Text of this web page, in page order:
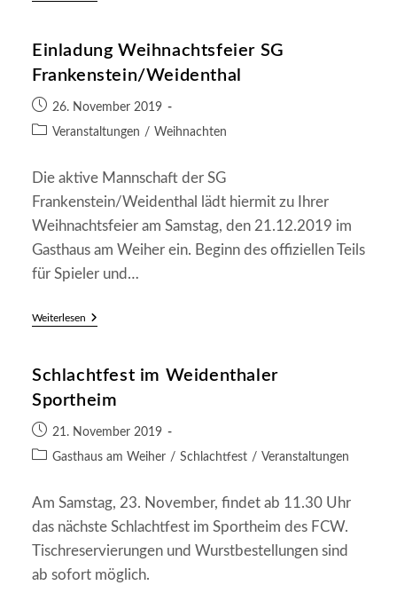
„Ferien
Ort“
FC
Einladung Weihnachtsfeier SG
Frankenstein/Weidenthal
Beitrag
veröffentlicht:
26. November 2019
Beitrags-
Veranstaltungen / Weihnachten
Die aktive Mannschaft der SG
Frankenstein/Weidenthal lädt hiermit zu Ihrer
Weihnachtsfeier am Samstag, den 21.12.2019 im
Gasthaus am Weiher ein. Beginn des offiziellen Teils
für Spieler und…
WeiterlesenEinladung
Schlachtfest im Weidenthaler
Sportheim
Beitrag
veröffentlicht:
21. November 2019
Beitrags-
Gasthaus am Weiher / Schlachtfest / Veranstaltungen
Am Samstag, 23. November, findet ab 11.30 Uhr
das nächste Schlachtfest im Sportheim des FCW.
Tischreservierungen und Wurstbestellungen sind
ab sofort möglich.